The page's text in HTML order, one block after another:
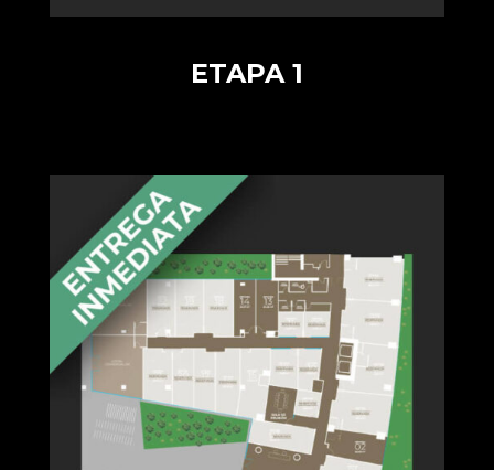
ETAPA 1